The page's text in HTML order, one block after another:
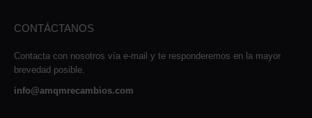
CONTÁCTANOS
Contacta con nosotros vía e-mail y te responderemos en la mayor
brevedad posible.
info@amqmrecambios.com